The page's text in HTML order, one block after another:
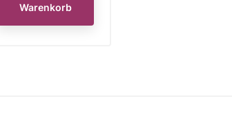
Warenkorb